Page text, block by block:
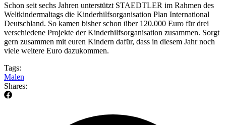
Schon seit sechs Jahren unterstützt STAEDTLER im Rahmen des
Weltkindermaltags die Kinderhilfsorganisation Plan International
Deutschland. So kamen bisher schon über 120.000 Euro für drei
verschiedene Projekte der Kinderhilfsorganisation zusammen. Sorgt
gern zusammen mit euren Kindern dafür, dass in diesem Jahr noch
viele weitere Euro dazukommen.
Tags:
Malen
Shares: